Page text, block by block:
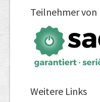
Teilnehmer von
Weitere Links